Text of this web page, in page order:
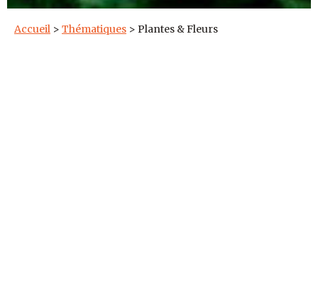
Accueil > Thématiques > Plantes & Fleurs